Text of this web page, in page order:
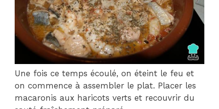
Une fois ce temps écoulé, on éteint le feu et
on commence à assembler le plat. Placer les
macaronis aux haricots verts et recouvrir du